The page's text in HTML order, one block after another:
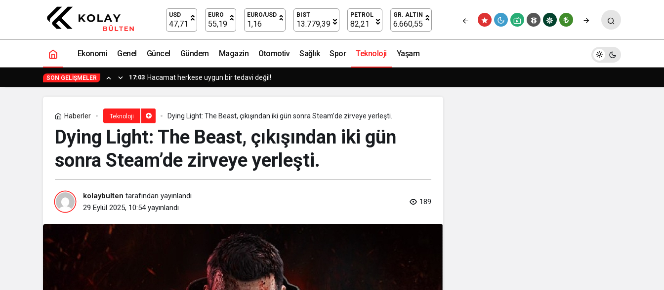
USD
47,71
EURO
55,19
EURO/USD
1,16
BIST
13.779,39
PETROL
82,21
GR. ALTIN
6.660,55
Ekonomi Genel Güncel Gündem Magazin Otomotiv Sağlık Spor Teknoloji Yaşam
SON GELIŞMELER 15:15 Küçük işletmeler büyük siber risklerle karşı karşıya
Haberler Teknoloji Dying Light: The Beast, çıkışından iki gün sonra Steam’de zirveye yerleşti.
Dying Light: The Beast, çıkışından iki gün
sonra Steam’de zirveye yerleşti.
kolaybulten tarafından yayınlandı
29 Eylül 2025, 10:54yayınlandı
189
Konak Mobil ile çözüm cepte Yorum Yap Paylaş